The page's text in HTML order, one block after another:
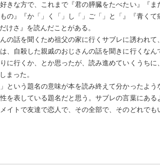
きな方で、これまで『君の膵臓をたべたい』『ま
の』『か「」く「」し「」ご「」と「』『青くて
けさ』を読んだことがある。
の話を聞くため祖父の家に行くサブレに誘われて
、自殺した親戚のおじさんの話を聞きに行くなん
に行くか、とか思ったが、読み進めていくうちに
まった。
という題名の意味が本を読み終えて分かったよう
を表している題名だと思う。サブレの言葉にある
イトで友達で恋人で、その全部で、そのどれでも
強すぎたって反省してる。言い直していい？」
。言い直していい？」といった具合いに、会話の